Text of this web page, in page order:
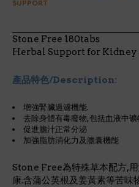
SUPPORT
Stone Free 180tabs
Herbal Support for
產品特色/Description:
增強腎臟過濾機能.
去除身體有毒廢物,包括血液中
促進膽汁正常分泌
加強脂肪消化力及膽囊機能
Stone Free為特殊草本配方,
康.含蒲公英根及姜黃素等苦味